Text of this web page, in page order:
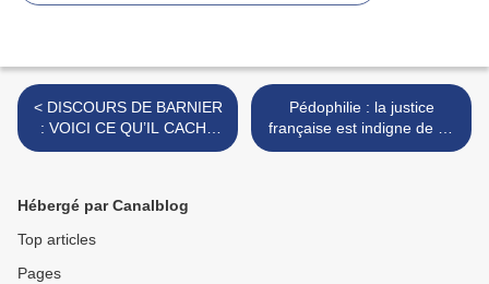
< DISCOURS DE BARNIER
: VOICI CE QU’IL CACHE
AUX FRANÇAIS ! YVES
Pédophilie : la justice
française est indigne de sa
fonction >
Hébergé par Canalblog
Top articles
Pages